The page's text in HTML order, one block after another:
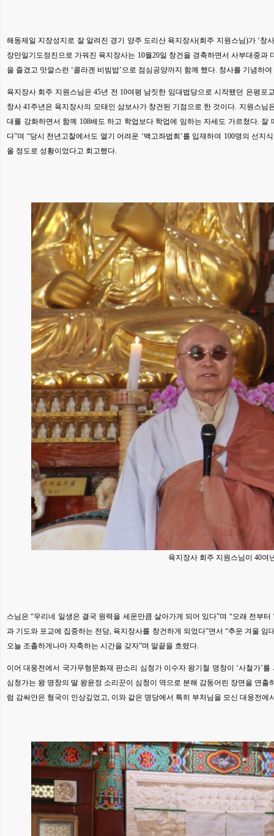
해동제일 지장성지로 잘 알려진 경기 양주 도리산 육지장사(회주 지원스님)가 ‘창
장만일기도정진으로 가꿔진 육지장사는 10월20일 창건을 경축하면서 사부대중
을 즐겼고 맛깔스런 ‘콜라겐 비빔밥’으로 점심공양까지 함께 했다. 창사를 기념하
육지장사 회주 지원스님은 45년 전 10여평 남짓한 임대법당으로 시작됐던 은평
창사 41주년은 육지장사의 모태인 삼보사가 창건된 기점으로 한 것이다. 지원스
대를 강화하면서 함께 108배도 하고 학업보다 학업에 임하는 자세도 가르쳤다.
다”며 “당시 천년고찰에서도 열기 어려운 ‘백고좌법회’를 입재하여 100명의 선
올 정도로 성황이었다고 회고했다.
육지장사 회주 지원스님이 40여
스님은 “우리네 일생은 결국 원력을 세운만큼 살아가게 되어 있다”며 “오래 전부
과 기도와 포교에 집중하는 전당, 육지장사를 창건하게 되었다”면서 “추운 겨울
오늘 조촐하게나마 자축하는 시간을 갖자”며 말끝을 흐렸다.
이어 대웅전에서 국가무형문화재 판소리 심청가 이수자 왕기철 명창이 ‘사철가’
심청가는 왕 명창의 딸 왕윤정 소리꾼이 심청이 역으로 분해 감동어린 장면을 연
럼 감싸안은 형국이 인상깊었고, 이와 같은 명당에서 특히 부처님을 모신 대웅전